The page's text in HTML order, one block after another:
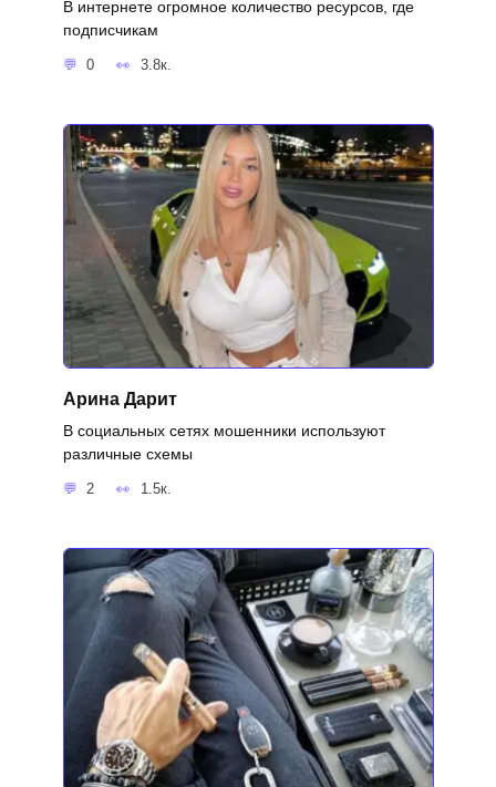
В интернете огромное количество ресурсов, где
подписчикам
0 3.8к.
Арина Дарит
В социальных сетях мошенники используют
различные схемы
2 1.5к.